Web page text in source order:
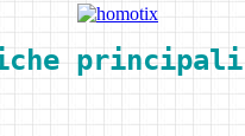
principali